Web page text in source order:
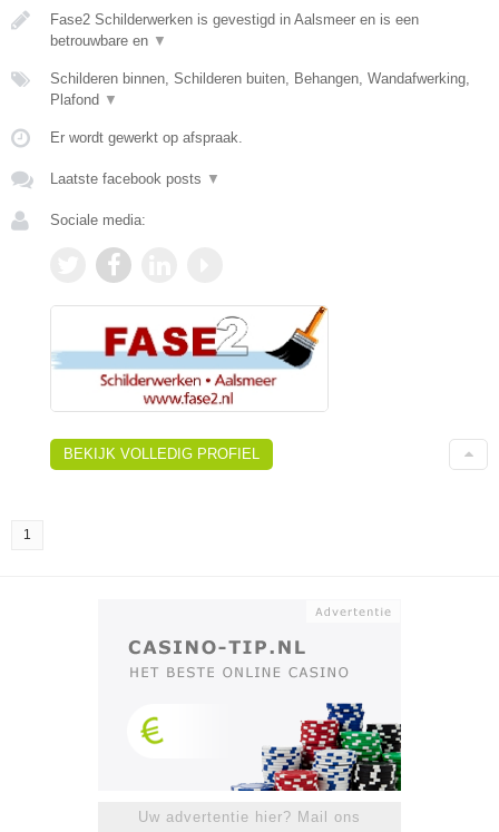
Fase2 Schilderwerken is gevestigd in Aalsmeer en is een
betrouwbare en ▼
Schilderen binnen, Schilderen buiten, Behangen, Wandafwerking,
Plafond ▼
Er wordt gewerkt op afspraak.
Laatste facebook posts ▼
Sociale media:
BEKIJK VOLLEDIG PROFIEL
1
Uw advertentie hier? Mail ons